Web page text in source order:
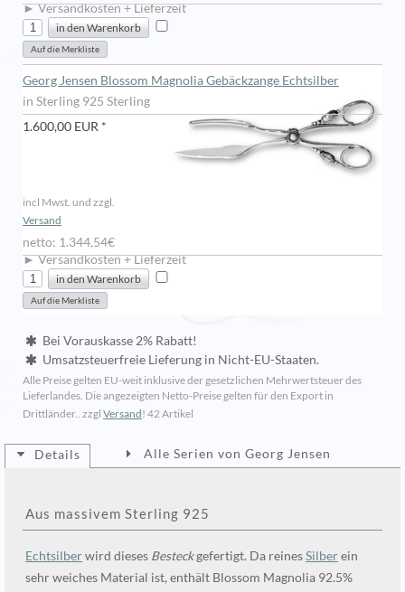
► Versandkosten + Lieferzeit
Georg Jensen Blossom Magnolia Gebäckzange Echtsilber
in Sterling 925 Sterling
1.600,00 EUR *
incl Mwst. und zzgl.
Versand
netto: 1.344,54€
► Versandkosten + Lieferzeit
Bei Vorauskasse 2% Rabatt!
Umsatzsteuerfreie Lieferung in Nicht-EU-Staaten.
Alle Preise gelten EU-weit inklusive der gesetzlichen Mehrwertsteuer des
Lieferlandes. Die angezeigten Netto-Preise gelten für den Export in
Drittländer.. zzgl Versand! 42 Artikel
Details
Aus massivem Sterling 925
Echtsilberwird dieses Besteckgefertigt. Da reinesSilberein
sehr weiches Material ist, enthält Blossom Magnolia 92.5%
Alle Serien von Georg Jensen